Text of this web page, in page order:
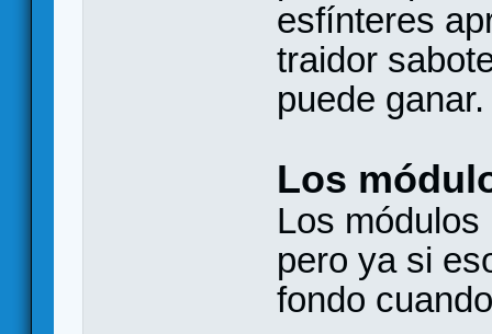
esfínteres
traidor
puede ganar.
Los
Los
pero ya si
fondo